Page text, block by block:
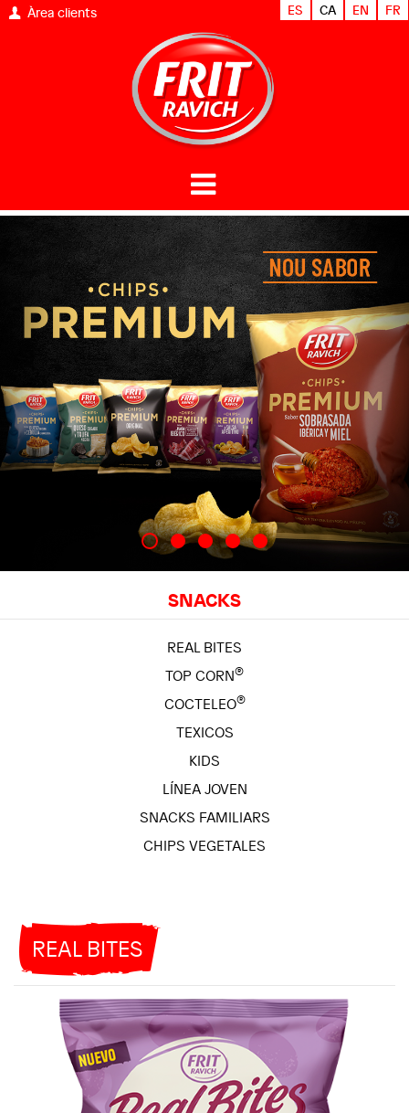
Àrea clients ES CA EN FR
SNACKS
REAL BITES
TOP CORN®
COCTELEO®
TEXICOS
KIDS
LÍNEA JOVEN
SNACKS FAMILIARS
CHIPS VEGETALES
REAL BITES